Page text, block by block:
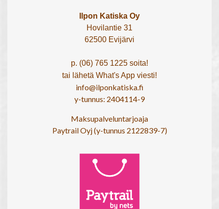
Ilpon Katiska Oy
Hovilantie 31
62500 Evijärvi
p. (06) 765 1225 soita!
tai lähetä What's App viesti!
info@ilponkatiska.fi
y-tunnus: 2404114-9
Maksupalveluntarjoaja
Paytrail Oyj (y-tunnus 2122839-7)